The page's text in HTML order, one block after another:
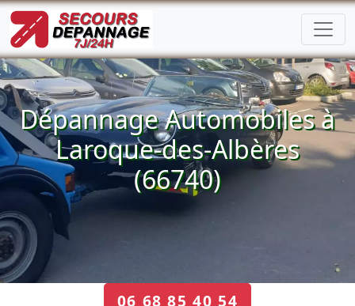
Dépannage Automobiles à
Laroque-des-Albères
(66740)
06 68 85 40 54